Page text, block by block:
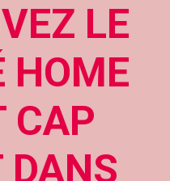
LE
HOME
CAP
DANS